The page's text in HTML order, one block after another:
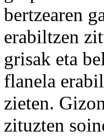
bertzearen
erabiltzen
grisak eta
flanela
zieten.
zituzten